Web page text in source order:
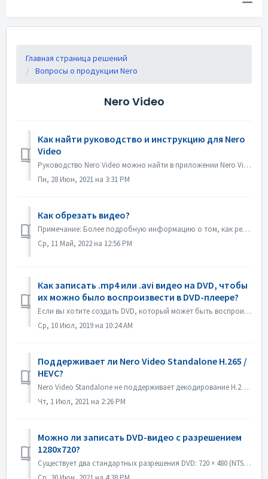
Главная страница решений
Вопросы о продукции Nero
Nero Video
Как найти руководство и инструкцию для Nero
Video
Руководство Nero Video можно найти в приложении Nero Video. Откройте Nero Video, нажмите KnowHow в правом верхнем углу. В выпадающем меню нажмите Загруз...
Пн, 28 Июн, 2021 на 3:31 PM
Как обрезать видео?
Примечание: Более подробную информацию о том, как редактировать видео, вы найдете по следующей ссылке: Редактирование видео Перейдите по ссылке ниже, чтобы...
Ср, 11 Май, 2022 на 12:56 PM
Как записать .mp4 или .avi видео на DVD, чтобы
их можно было воспроизвести в DVD-плеере?
Если вы хотите создать DVD, который может быть воспроизведен на DVD-плеере, вы должны сначала запомнить, какой это формат диска. Существует фундаментальное ...
Ср, 10 Июл, 2019 на 10:24 AM
Поддерживает ли Nero Video Standalone H.265 /
HEVC?
Nero Video Standalone не поддерживает декодирование H.265 / HEVC. Декодирование H.265 / HEVC доступно только в Nero Platinum Suite.
Чт, 1 Июл, 2021 на 2:26 PM
Можно ли записать DVD-видео с разрешением
1280x720?
Существует два стандартных разрешения DVD: 720 × 480 (NTSC, всего 345 600 пикселей) и 720 × 576 (PAL, всего 414 720 пикселей), оба доступны в соотношениях с...